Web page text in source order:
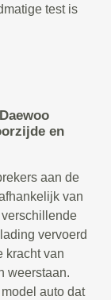
test is
en
aan de
van
vervoerd
kracht van
weerstaan.
auto dat